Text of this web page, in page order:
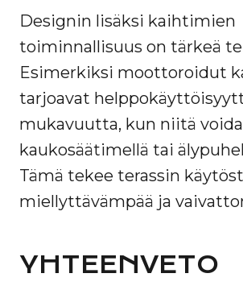
Designin lisäksi kaihtimien
toiminnallisuus on tärkeä
Esimerkiksi moottoroidut
tarjoavat
mukavuutta, kun niitä
kaukosäätimellä tai
Tämä tekee terassin
miellyttävämpää ja
YHTEENVETO